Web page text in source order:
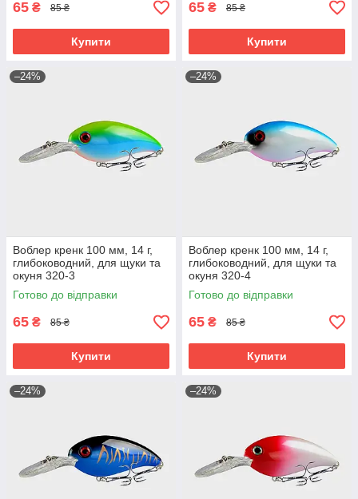
65 ₴ 85 ₴
Купити
65 ₴ 85 ₴
Купити
–24%
Воблер кренк 100 мм, 14 г,
глибоководний, для щуки та
окуня 320-3
Готово до відправки
65 ₴ 85 ₴
Купити
–24%
Воблер кренк 100 мм, 14 г,
глибоководний, для щуки та
окуня 320-4
Готово до відправки
65 ₴ 85 ₴
Купити
–24% –24%